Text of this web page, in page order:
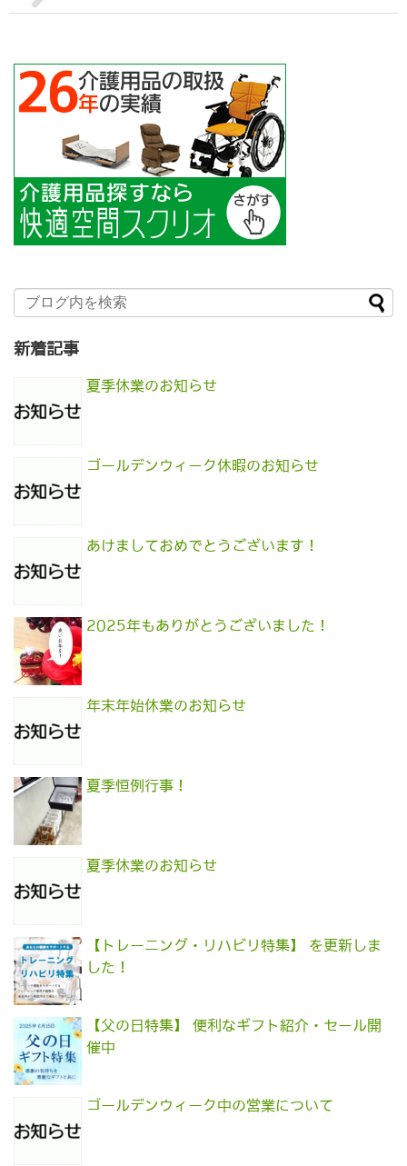
新着記事
夏季休業のお知らせ
ゴールデンウィーク休暇のお知らせ
あけましておめでとうございます！
2025年もありがとうございました！
年末年始休業のお知らせ
夏季恒例行事！
夏季休業のお知らせ
【トレーニング・リハビリ特集】 を更新しま
した！
【父の日特集】 便利なギフト紹介・セール開
催中
ゴールデンウィーク中の営業について